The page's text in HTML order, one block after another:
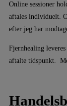
Online sessioner
aftales individuelt.
efter jeg har
Fjernhealing
aftalte tidspunkt.